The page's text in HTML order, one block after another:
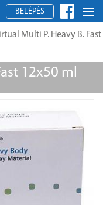
BELÉPÉS
Multi P. Heavy B. Fast
12x50 ml